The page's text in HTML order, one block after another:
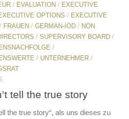
/ EVALUATION / EXECUTIVE
OPTIONS / EXECUTIVE
/ FRAUEN / GERMAN-IOD / NON
/ SUPERVISORY BOARD /
/
/ UNTERNEHMER /
tell the true story
the true story“, als uns dieses zu